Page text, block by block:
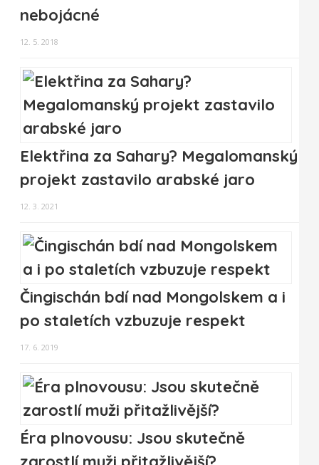
nebojácné
12. 5. 2018
Elektřina za Sahary? Megalomanský
projekt zastavilo arabské jaro
12. 3. 2021
Čingischán bdí nad Mongolskem a i
po staletích vzbuzuje respekt
17. 6. 2019
Éra plnovousu: Jsou skutečně